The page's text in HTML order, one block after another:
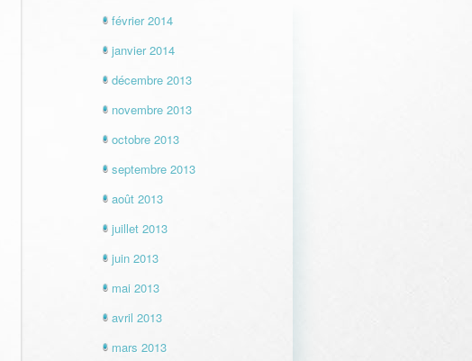
février 2014
janvier 2014
décembre 2013
novembre 2013
octobre 2013
septembre 2013
août 2013
juillet 2013
juin 2013
mai 2013
avril 2013
mars 2013